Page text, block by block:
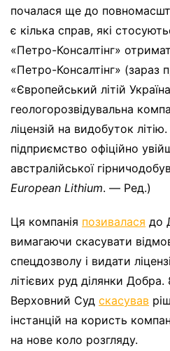
почалася ще до
є кілька справ, які
«Петро-Консалтінг»
«Петро-Консалтінг» (зараз
«Європейський літій
геологорозвідувальна
ліцензій на видобуток
підприємство офіційно
австралійської
European Lithium. — Ред.)
Ця компанія позивалася до
вимагаючи скасувати
спецдозволу і видати
літієвих руд ділянки
Верховний Суд скасував
інстанцій на користь
на нове коло розгляду.